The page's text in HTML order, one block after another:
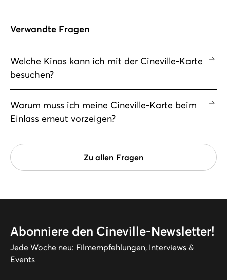
Verwandte Fragen
Welche Kinos kann ich mit der Cineville-Karte
besuchen?
Warum muss ich meine Cineville-Karte beim
Einlass erneut vorzeigen?
Zu allen Fragen
Abonniere den Cineville-Newsletter!
Jede Woche neu: Filmempfehlungen, Interviews &
Events